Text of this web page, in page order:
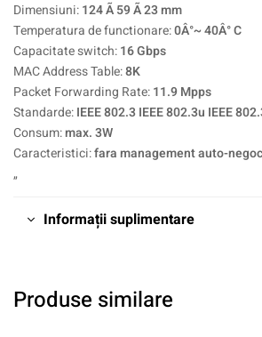
Dimensiuni:124 Ã 59 Ã 23 mm
Temperatura de functionare:0Â°~ 40Â° C
Capacitate switch:16 Gbps
MAC Address Table:8K
Packet Forwarding Rate:11.9 Mpps
Standarde:IEEE 802.3 IEEE 802.3u IEEE
Consum:max. 3W
Caracteristici:fara management auto-
„
Informații suplimentare
Produse similare